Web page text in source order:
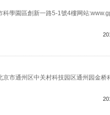
學園區創新一路5-1號4樓网站
市通州区中关村科技园区通州园金桥